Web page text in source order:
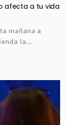
afecta a tu vida
mañana a
la...